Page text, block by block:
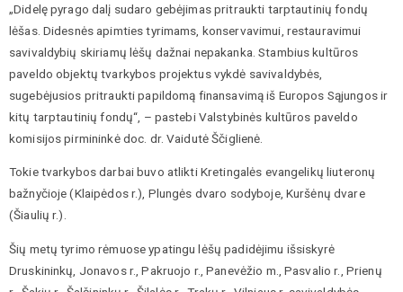
„Didelę pyrago dalį sudaro gebėjimas pritraukti tarptautinių fondų
lėšas. Didesnės apimties tyrimams, konservavimui, restauravimui
savivaldybių skiriamų lėšų dažnai nepakanka. Stambius kultūros
paveldo objektų tvarkybos projektus vykdė savivaldybės,
sugebėjusios pritraukti papildomą finansavimą iš Europos Sąjungos ir
kitų tarptautinių fondų“, – pastebi Valstybinės kultūros paveldo
komisijos pirmininkė doc. dr. Vaidutė Ščiglienė.
Tokie tvarkybos darbai buvo atlikti Kretingalės evangelikų liuteronų
bažnyčioje (Klaipėdos r.), Plungės dvaro sodyboje, Kuršėnų dvare
(Šiaulių r.).
Šių metų tyrimo rėmuose ypatingu lėšų padidėjimu išsiskyrė
Druskininkų, Jonavos r., Pakruojo r., Panevėžio m., Pasvalio r., Prienų